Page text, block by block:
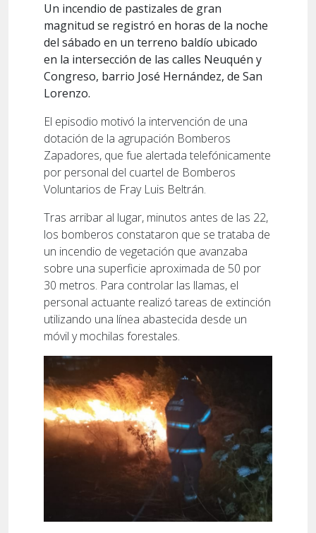
Un incendio de pastizales de gran
magnitud se registró en horas de la noche
del sábado en un terreno baldío ubicado
en la intersección de las calles Neuquén y
Congreso, barrio José Hernández, de San
Lorenzo.
El episodio motivó la intervención de una
dotación de la agrupación Bomberos
Zapadores, que fue alertada telefónicamente
por personal del cuartel de Bomberos
Voluntarios de Fray Luis Beltrán.
Tras arribar al lugar, minutos antes de las 22,
los bomberos constataron que se trataba de
un incendio de vegetación que avanzaba
sobre una superficie aproximada de 50 por
30 metros. Para controlar las llamas, el
personal actuante realizó tareas de extinción
utilizando una línea abastecida desde un
móvil y mochilas forestales.